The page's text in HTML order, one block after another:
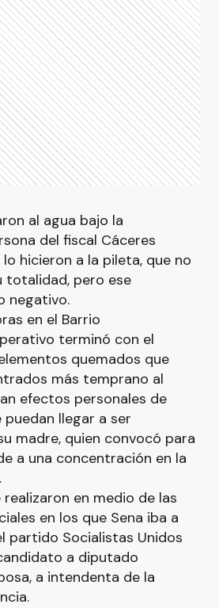
al agua bajo la
del fiscal Cáceres
hicieron a la pileta, que no
totalidad, pero ese
negativo.
en el Barrio
terminó con el
quemados que
más temprano al
efectos personales de
llegar a ser
madre, quien convocó para
a una concentración en la
en medio de las
en los que Sena iba a
partido Socialistas Unidos
a diputado
a intendenta de la